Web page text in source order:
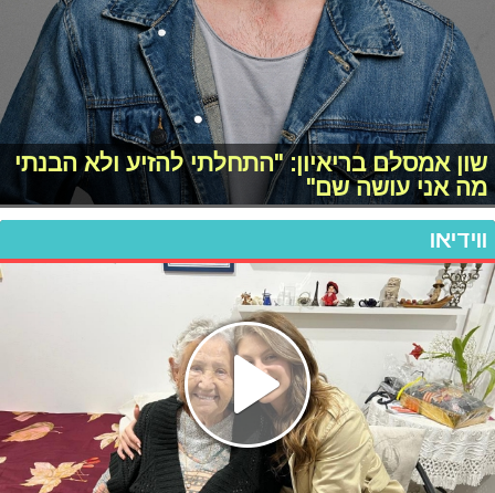
שון אמסלם בריאיון: "התחלתי להזיע ולא הבנתי
מה אני עושה שם"
ווידיאו